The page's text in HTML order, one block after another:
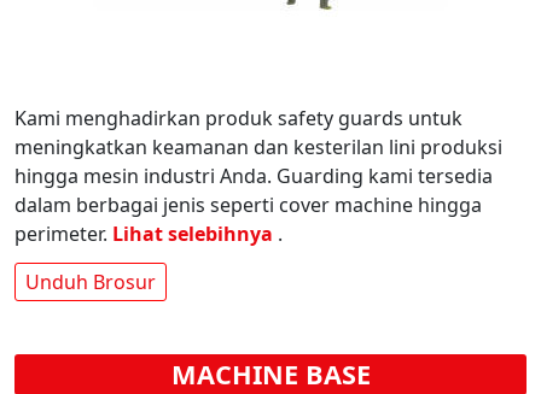
Kami menghadirkan produk safety guards untuk
meningkatkan keamanan dan kesterilan lini produksi
hingga mesin industri Anda. Guarding kami tersedia
dalam berbagai jenis seperti cover machine hingga
perimeter. Lihat selebihnya .
Unduh Brosur
MACHINE BASE